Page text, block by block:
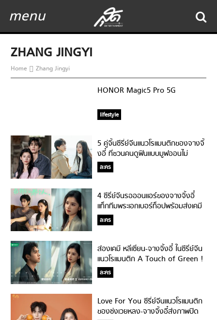
menu
ZHANG JINGYI
Home Zhang Jingyi
HONOR Magic5 Pro 5G
lifestyle
5 คู่จิ้นซีรี่ย์จีนแนวโรแมนติกของจางจิ้
งอี๋ ที่ชวนคนดูฟินแบบมูฟออนไม่
ไหว!?!
ละคร
4 ซีรี่ย์จีนรอออนแอร์ของจางจิ้งอี๋
แท็กทีมพระเอกเบอร์ท็อปพร้อมส่งเคมี
สุดจิ้น!
ละคร
ส่องเคมี หลี่เซี่ยน-จางจิ้งอี๋ ในซีรี่ย์จีน
แนวโรแมนติก A Touch of Green !
ละคร
Love For You ซีรี่ย์จีนแนวโรแมนติก
ของซ่งเวยหลง-จางจิ้งอี๋ส่งภาพปิด